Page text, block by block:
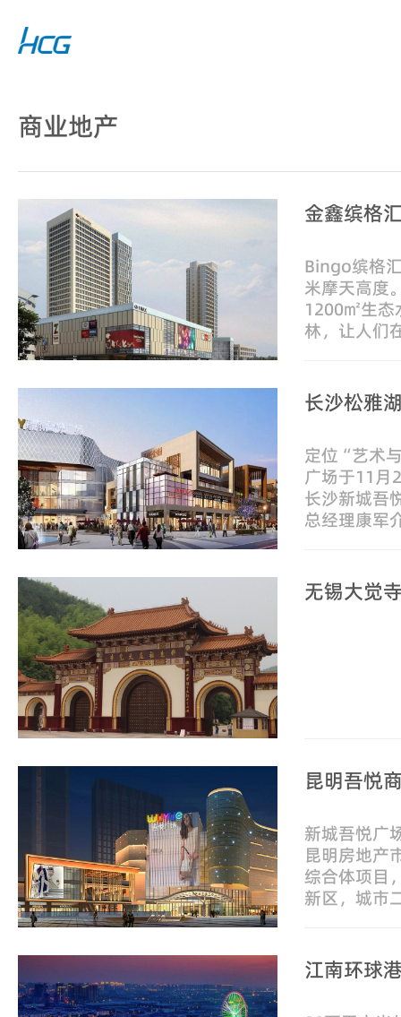
商业地产
金鑫缤格
Bingo缤格
米摩天高度
1200㎡生
林，让人们
长沙松雅
定位“艺术
广场于11月
长沙新城吾
总经理康军
无锡大觉
昆明吾悦
新城吾悦广
昆明房地产
综合体项目
新区，城市
江南环球